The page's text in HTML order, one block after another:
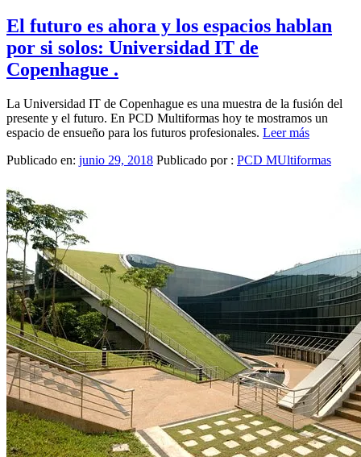
El futuro es ahora y los espacios hablan
por si solos: Universidad IT de
Copenhague .
La Universidad IT de Copenhague es una muestra de la fusión del
presente y el futuro. En PCD Multiformas hoy te mostramos un
espacio de ensueño para los futuros profesionales. Leer más
Publicado en: junio 29, 2018 Publicado por : PCD MUltiformas